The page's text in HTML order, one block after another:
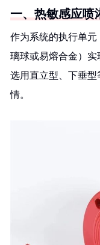
一、热敏感应喷
作为系统的执行单
璃球或易熔合金）
选用直立型、下垂
情。